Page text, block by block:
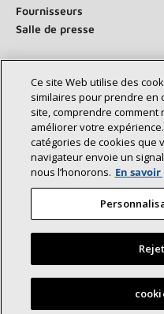
Fournisseurs
Salle de presse
Communiquez avec nous :
©2026 Lennox
Ce site Web utilise des
similaires pour prendre en
site, comprendre
améliorer votre
catégories de cookies que
navigateur envoie un
nous l’honorons. En savoir